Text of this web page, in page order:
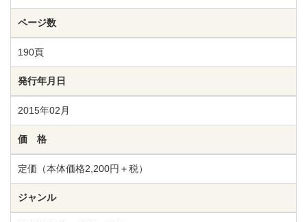
ページ数
190頁
発行年月日
2015年02月
価 格
定価（本体価格2,200円＋税）
ジャンル